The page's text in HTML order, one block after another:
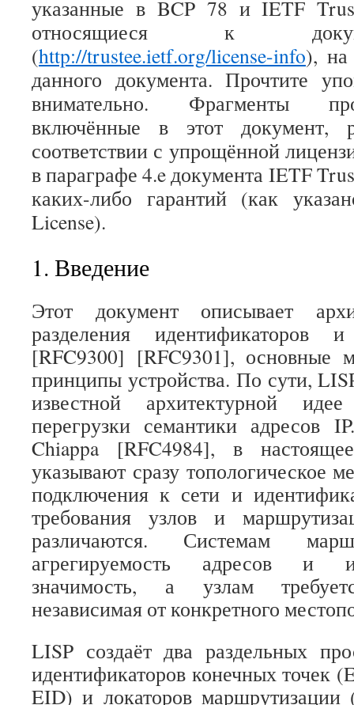
указанные в BCP 78 и IETF
относящиеся к
(http://trustee.ietf.org/license-info), на
данного документа. Прочтите
внимательно. Фрагменты
включённые в этот документ,
соответствии с упрощённой
в параграфе 4.e документа IETF
каких-либо гарантий (как
License).
1. Введение
Этот документ описывает
разделения идентификаторов
[RFC9300] [RFC9301], основные
принципы устройства. По сути,
известной архитектурной
перегрузки семантики адресов
Chiappa [RFC4984], в
указывают сразу топологическое
подключения к сети и
требования узлов и
различаются. Системам
агрегируемость адресов и
значимость, а узлам
независимая от конкретного
LISP создаёт два раздельных
идентификаторов конечных точек
EID) и локаторов